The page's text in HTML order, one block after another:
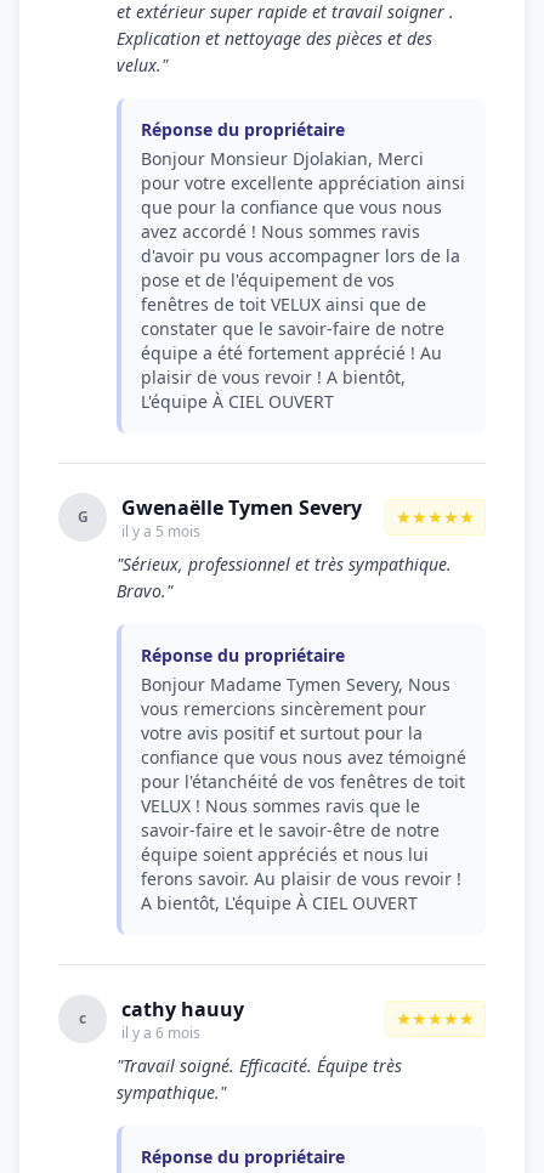
et extérieur super rapide et travail soigner .
Explication et nettoyage des pièces et des
velux."
Réponse du propriétaire
Bonjour Monsieur Djolakian, Merci
pour votre excellente appréciation ainsi
que pour la confiance que vous nous
avez accordé ! Nous sommes ravis
d'avoir pu vous accompagner lors de la
pose et de l'équipement de vos
fenêtres de toit VELUX ainsi que de
constater que le savoir-faire de notre
équipe a été fortement apprécié ! Au
plaisir de vous revoir ! A bientôt,
L'équipe À CIEL OUVERT
G Gwenaëlle Tymen Severy
il y a 5 mois
★★★★★
"Sérieux, professionnel et très sympathique.
Bravo."
Réponse du propriétaire
Bonjour Madame Tymen Severy, Nous
vous remercions sincèrement pour
votre avis positif et surtout pour la
confiance que vous nous avez témoigné
pour l'étanchéité de vos fenêtres de toit
VELUX ! Nous sommes ravis que le
savoir-faire et le savoir-être de notre
équipe soient appréciés et nous lui
ferons savoir. Au plaisir de vous revoir !
A bientôt, L'équipe À CIEL OUVERT
c cathy hauuy
il y a 6 mois
★★★★★
"Travail soigné. Efficacité. Équipe très
sympathique."
Réponse du propriétaire